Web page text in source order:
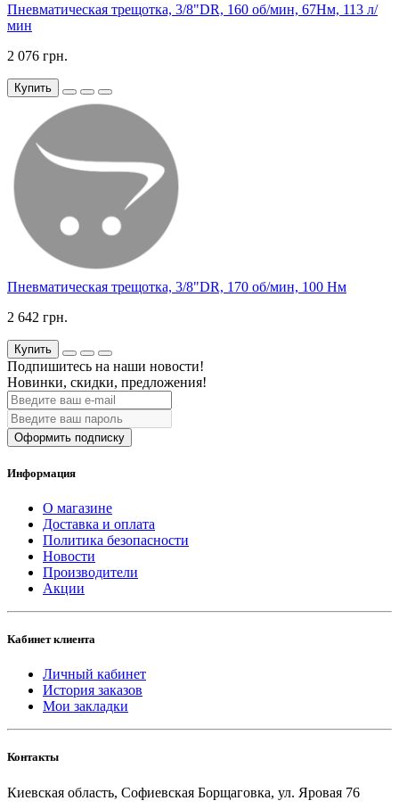
Пневматическая трещотка, 3/8"DR, 160 об/мин, 67Нм, 113 л/
мин
2 076 грн.
Купить
Пневматическая трещотка, 3/8"DR, 170 об/мин, 100 Нм
2 642 грн.
Купить
Подпишитесь на наши новости!
Новинки, скидки, предложения!
Оформить подписку
Информация
О магазине
Доставка и оплата
Политика безопасности
Новости
Производители
Акции
Кабинет клиента
Личный кабинет
История заказов
Мои закладки
Контакты
Киевская область, Софиевская Борщаговка, ул. Яровая 76